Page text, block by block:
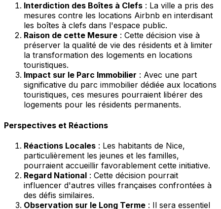
Interdiction des Boîtes à Clefs : La ville a pris des
mesures contre les locations Airbnb en interdisant
les boîtes à clefs dans l'espace public.
Raison de cette Mesure : Cette décision vise à
préserver la qualité de vie des résidents et à limiter
la transformation des logements en locations
touristiques.
Impact sur le Parc Immobilier : Avec une part
significative du parc immobilier dédiée aux locations
touristiques, ces mesures pourraient libérer des
logements pour les résidents permanents.
Perspectives et Réactions
Réactions Locales : Les habitants de Nice,
particulièrement les jeunes et les familles,
pourraient accueillir favorablement cette initiative.
Regard National : Cette décision pourrait
influencer d'autres villes françaises confrontées à
des défis similaires.
Observation sur le Long Terme : Il sera essentiel